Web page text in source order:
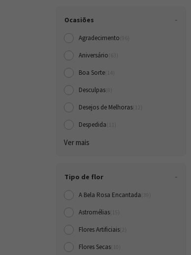
Ocasiões
Agradecimento
Aniversário
Boa Sorte
Desculpas
Desejos de Melhoras
Despedida
Ver mais
Tipo de flor
A Bela Rosa Encantada
Astromélias
Flores Artificiais
Flores Secas